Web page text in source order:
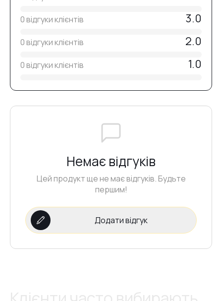
№9
№10
№1
№13
0 відгуки клієнтів 3.0
0 відгуки клієнтів 2.0
0 відгуки клієнтів 1.0
Немає відгуків
Цей продукт ще не має відгуків. Будьте
першим!
Додати відгук